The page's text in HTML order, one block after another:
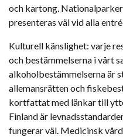
och kartong.
presenteras väl vid alla
Kulturell känslighet: varje
och bestämmelserna i vårt
alkoholbestämmelserna är
allemansrätten och
kortfattat med länkar till
Finland är
fungerar väl. Medicinsk